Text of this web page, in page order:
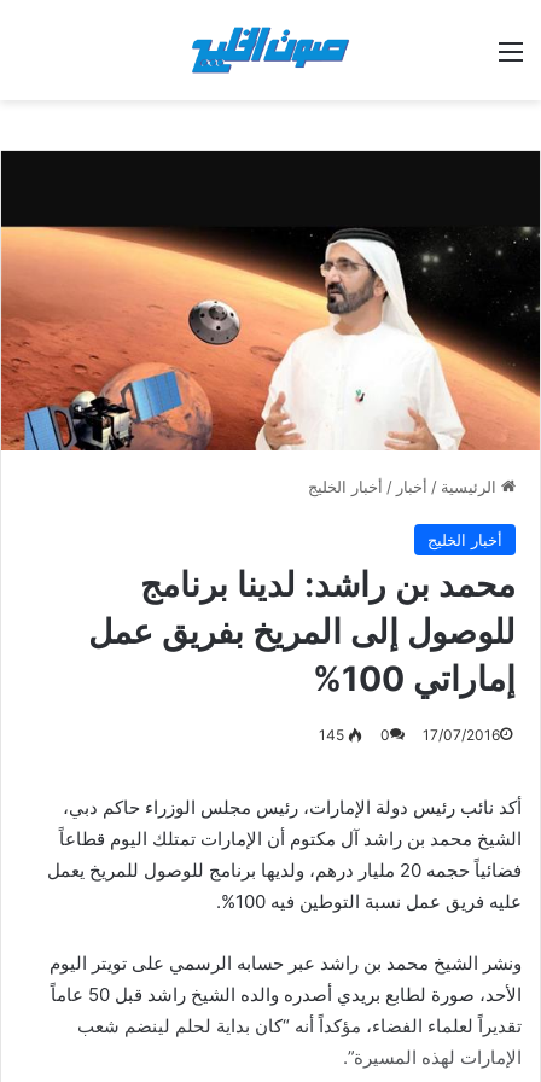
القائمة
الرئيسية / أخبار / أخبار الخليج
أخبار الخليج
محمد بن راشد: لدينا برنامج
للوصول إلى المريخ بفريق عمل
إماراتي 100%
17/07/2016
0
145
أكد نائب رئيس دولة الإمارات، رئيس مجلس الوزراء حاكم دبي،
الشيخ محمد بن راشد آل مكتوم أن الإمارات تمتلك اليوم قطاعاً
فضائياً حجمه 20 مليار درهم، ولديها برنامج للوصول للمريخ يعمل
عليه فريق عمل نسبة التوطين فيه 100%.
ونشر الشيخ محمد بن راشد عبر حسابه الرسمي على تويتر اليوم
الأحد، صورة لطابع بريدي أصدره والده الشيخ راشد قبل 50 عاماً
تقديراً لعلماء الفضاء، مؤكداً أنه “كان بداية لحلم لينضم شعب
الإمارات لهذه المسيرة”.